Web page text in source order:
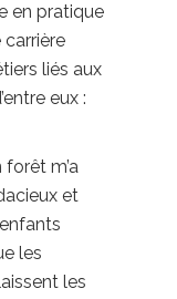
en pratique
liés aux
eux :
m’a
et
les
les